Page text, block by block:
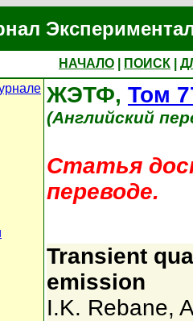
НАЧАЛО ПОИСК
ЖЭТФ, Том
(Английский
Статья
переводе.
Transient
emission
I.K. Rebane,